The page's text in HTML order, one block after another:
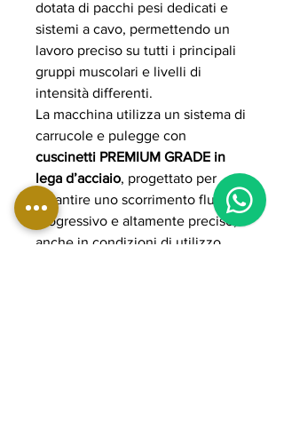
dotata di pacchi pesi dedicati e
sistemi a cavo, permettendo un
lavoro preciso su tutti i principali
gruppi muscolari e livelli di
intensità differenti.
La macchina utilizza un sistema di
carrucole e pulegge con
cuscinetti PREMIUM GRADE in
lega d’acciaio, progettato per
garantire uno scorrimento fluido,
progressivo e altamente preciso,
anche in condizioni di utilizzo